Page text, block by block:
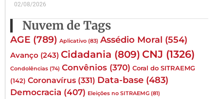
02/08/2026
Nuvem de Tags
AGE (789) Aplicativo (83) Assédio Moral (554)
Avanço (243) Cidadania (809) CNJ (1326)
Condolências (74) Convênios (370) Coral do SITRAEMG
(142) Coronavírus (331) Data-base (483)
Democracia (407) Eleições no SITRAEMG (81)